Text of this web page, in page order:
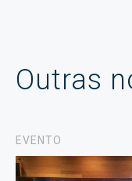
Outras
EVENTO